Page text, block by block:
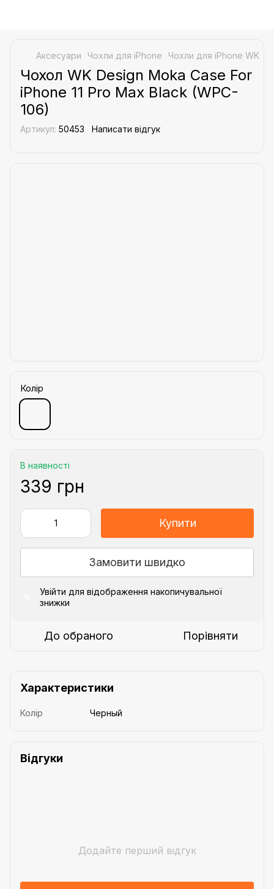
Аксесуари Чохли для iPhone Чохли для iPhone WK
Чохол WK Design Moka Case For
iPhone 11 Pro Max Black (WPC-
106)
Артикул: 50453 Написати відгук
Колір
В наявності
339 грн
Купити
Замовити швидко
Увійти для відображення накопичувальної
знижки
До обраного Порівняти
Характеристики
Колір Черный
Відгуки
Додайте перший відгук